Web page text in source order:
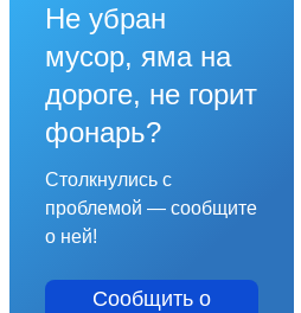
Не убран
мусор, яма на
дороге, не горит
фонарь?
Столкнулись с
проблемой — сообщите
о ней!
Сообщить о